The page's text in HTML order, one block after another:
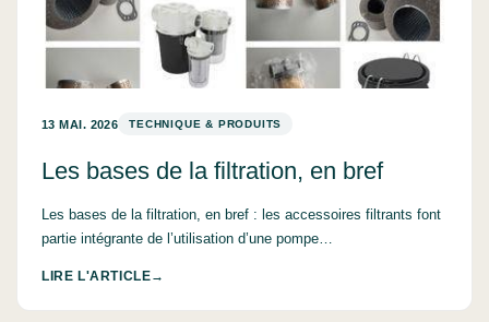
13 MAI. 2026 TECHNIQUE & PRODUITS
Les bases de la filtration, en bref
Les bases de la filtration, en bref : les accessoires filtrants font
partie intégrante de l’utilisation d’une pompe…
LIRE L'ARTICLE